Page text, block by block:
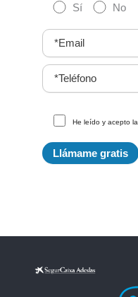
Sí
No
He leído y acepto la